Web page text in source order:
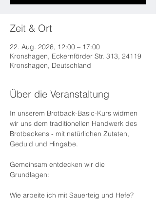
Zeit & Ort
22. Aug. 2026, 12:00 – 17:00
Kronshagen, Eckernförder Str. 313, 24119
Kronshagen, Deutschland
Über die Veranstaltung
In unserem Brotback-Basic-Kurs widmen
wir uns dem traditionellen Handwerk des
Brotbackens - mit natürlichen Zutaten,
Geduld und Hingabe.
Gemeinsam entdecken wir die
Grundlagen:
Wie arbeite ich mit Sauerteig und Hefe?